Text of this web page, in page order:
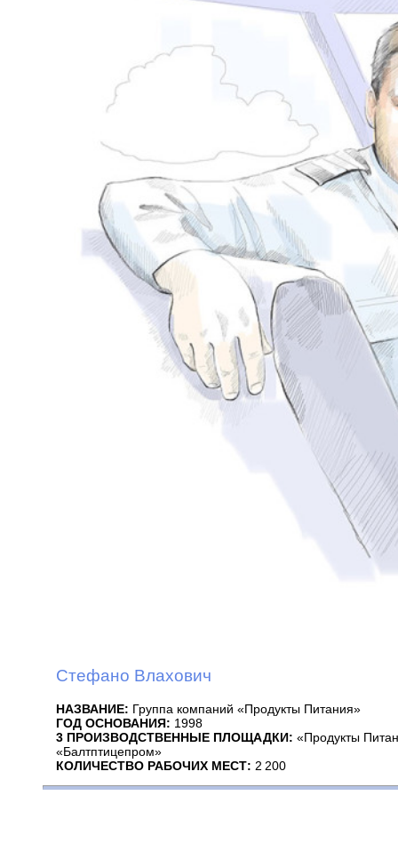
Стефано Влахович
НАЗВАНИЕ: Группа компаний «Продукты Питания»
ГОД ОСНОВАНИЯ: 1998
3 ПРОИЗВОДСТВЕННЫЕ ПЛОЩАДКИ: «Продукты
«Балтптицепром»
КОЛИЧЕСТВО РАБОЧИХ МЕСТ: 2 200